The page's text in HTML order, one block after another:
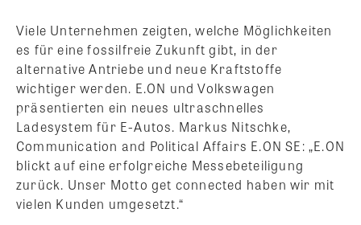
Viele Unternehmen zeigten, welche Möglichkeiten
es für eine fossilfreie Zukunft gibt, in der
alternative Antriebe und neue Kraftstoffe
wichtiger werden. E.ON und Volkswagen
präsentierten ein neues ultraschnelles
Ladesystem für E-Autos. Markus Nitschke,
Communication and Political Affairs E.ON SE: „E.ON
blickt auf eine erfolgreiche Messebeteiligung
zurück. Unser Motto get connected haben wir mit
vielen Kunden umgesetzt.“